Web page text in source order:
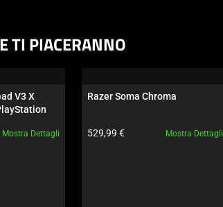
TI PIACERANNO
V3 X
Mostra Dettagli
Razer Soma Chroma
Prezzo prodotto:
529,99 € Mostra Dettagli